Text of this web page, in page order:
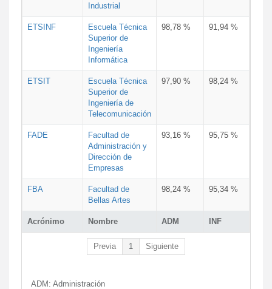
Acrónimo Nombre ADM INF
Industrial
ETSINF
Escuela Técnica
Superior de
Ingeniería
Informática
98,78 % 91,94 %
ETSIT
Escuela Técnica
Superior de
Ingeniería de
Telecomunicación
97,90 % 98,24 %
FADE
Facultad de
Administración y
Dirección de
Empresas
93,16 % 95,75 %
FBA
Facultad de
Bellas Artes
98,24 % 95,34 %
Previa 1 Siguiente
ADM: Administración